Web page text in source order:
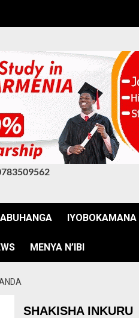
IYOBOKAMANA
MENYA N’IBI
SHAKISHA INKURU